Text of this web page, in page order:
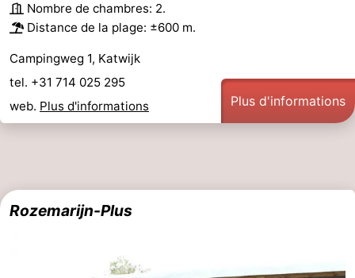
Nombre de chambres: 2.
Distance de la plage: ±600 m.
Campingweg 1, Katwijk
tel. +31 714 025 295
web. Plus d'informations Plus d'informations
Rozemarijn-Plus